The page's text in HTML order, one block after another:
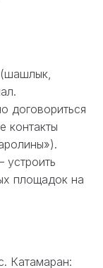
договориться
контакты
площадок на
Катамаран: